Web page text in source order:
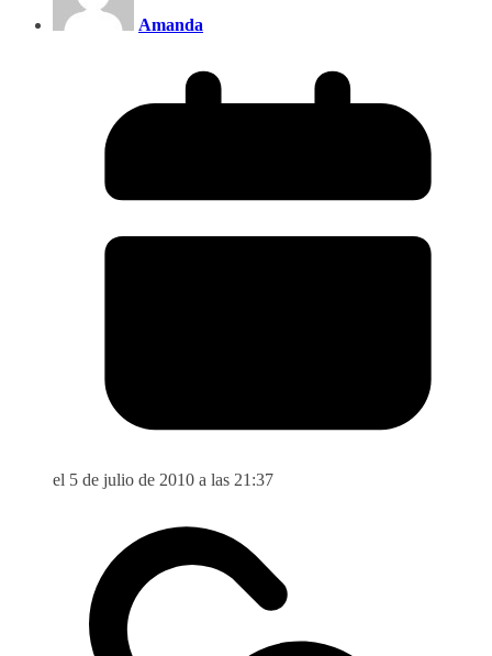
Amanda
el 5 de julio de 2010 a las 21:37